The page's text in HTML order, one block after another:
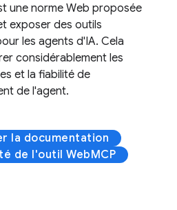
une norme Web proposée
exposer des outils
les agents d'IA. Cela
considérablement les
et la fiabilité de
de l'agent.
la documentation
de l'outil WebMCP